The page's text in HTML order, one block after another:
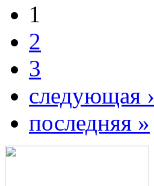
1
2
3
следующая ›
последняя »